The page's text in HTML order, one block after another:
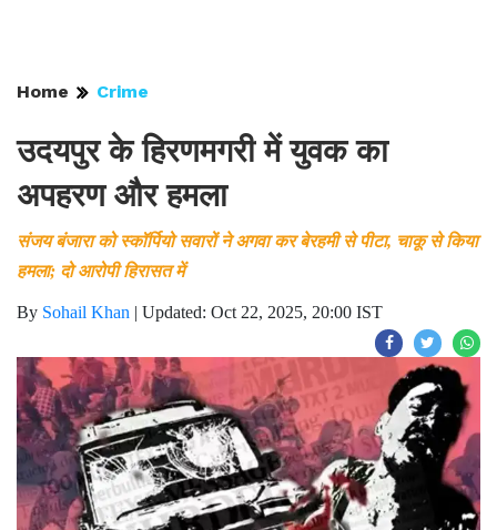
Home Crime
उदयपुर के हिरणमगरी में युवक का
अपहरण और हमला
संजय बंजारा को स्कॉर्पियो सवारों ने अगवा कर बेरहमी से पीटा, चाकू से किया
हमला; दो आरोपी हिरासत में
By Sohail Khan | Updated: Oct 22, 2025, 20:00 IST